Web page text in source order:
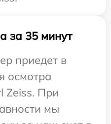
за 35 минут
приедет в
осмотра
Zeiss. При
мы